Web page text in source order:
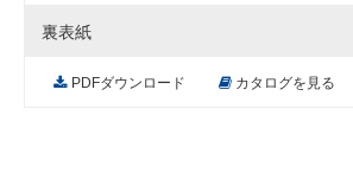
裏表紙
PDFダウンロード カタログを見る